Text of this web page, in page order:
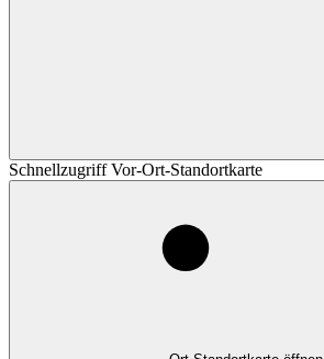
Schnellzugriff Vor-Ort-Standortkarte